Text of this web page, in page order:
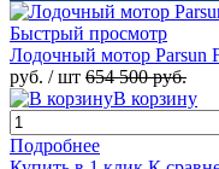
Быстрый просмотр
Лодочный мотор Parsun
руб. / шт 654 500 руб.
В корзину
Подробнее